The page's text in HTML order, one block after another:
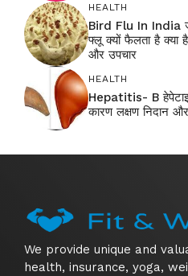
HEALTH
Bird Flu In India
फ्लू क्यों फैलता है क्या
और उपचार
HEALTH
Hepatitis- B
कारण लक्षण निदान
We provide unique and
health, insurance, yoga,